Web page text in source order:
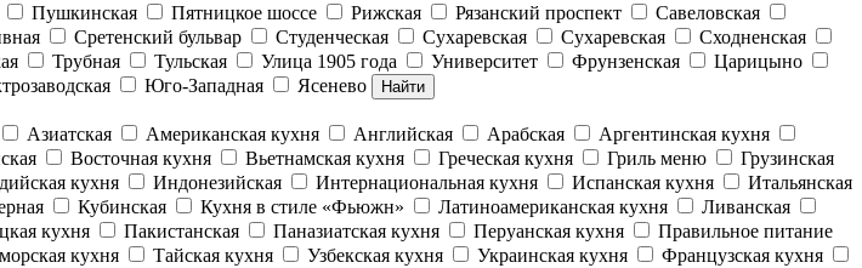
Пушкинская Пятницкое шоссе Рижская Рязанский проспект
Савеловская
Сретенский бульвар Студенческая Сухаревская Сухаревская
Сходненская
Трубная Тульская Улица 1905 года Университет Фрунзенская
Царицыно
Юго-Западная Ясенево Найти
Азиатская Американская кухня Английская Арабская
Аргентинская кухня
Восточная кухня Вьетнамская кухня Греческая кухня Гриль меню
Грузинская
кухня Индонезийская Интернациональная кухня Испанская кухня
Итальянская
Кубинская Кухня в стиле «Фьюжн» Латиноамериканская кухня
Ливанская
кухня Пакистанская Паназиатская кухня Перуанская кухня
Правильное питание
кухня Тайская кухня Узбекская кухня Украинская кухня
Французская кухня